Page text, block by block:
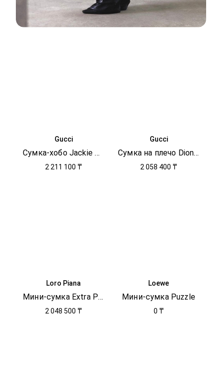
Gucci
Сумка-хобо Jackie 1961
2 211 100 ₸
Gucci
Сумка на плечо Dionysus
2 058 400 ₸
Loro Piana
Мини-сумка Extra Pocket
2 048 500 ₸
Loewe
Мини-сумка Puzzle
0 ₸